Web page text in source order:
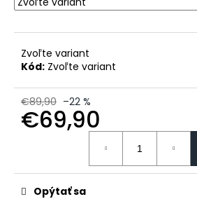
Zvoľte variant
Kód: Zvoľte variant
€89,90 –22 %
€69,90
Opýtať sa
VIANOČNÉ
€45,80